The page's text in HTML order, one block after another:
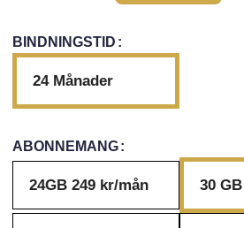
BINDNINGSTID
24 Månader
ABONNEMANG
24GB 249 kr/mån 30